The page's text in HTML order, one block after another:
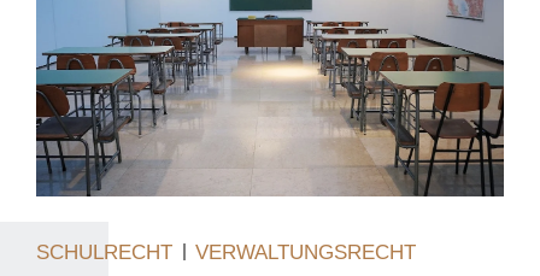
SCHULRECHT VERWALTUNGSRECHT